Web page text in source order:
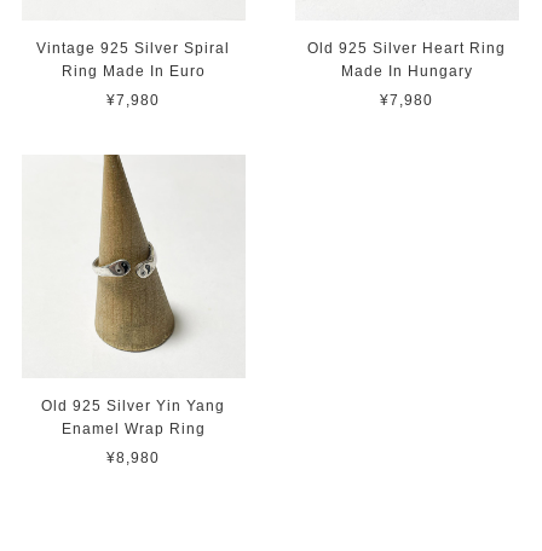
Vintage 925 Silver Spiral
Ring Made In Euro
¥7,980
Old 925 Silver Heart Ring
Made In Hungary
¥7,980
Old 925 Silver Yin Yang
Enamel Wrap Ring
¥8,980